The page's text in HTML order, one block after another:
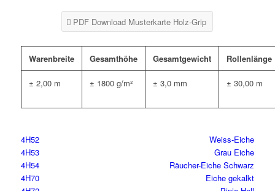
PDF Download Musterkarte Holz-Grip
Warenbreite Gesamthöhe Gesamtgewicht Rollenlänge
± 2,00 m ± 1800 g/m² ± 3,0 mm ± 30,00 m
4H52
Weiss-Eiche
4H53
Grau Eiche
4H54
Räucher-Eiche Schwarz
4H70
Eiche gekalkt